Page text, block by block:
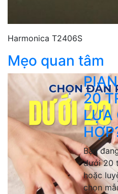
Harmonica T2406S
Mẹo quan tâm
20
LỰA
Bạn
dưới 20
hoặc
chọn